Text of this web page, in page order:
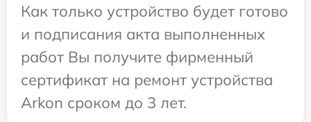
Как только устройство будет готово
и подписания акта выполненных
работ Вы получите фирменный
сертификат на ремонт устройства
Arkon сроком до 3 лет.